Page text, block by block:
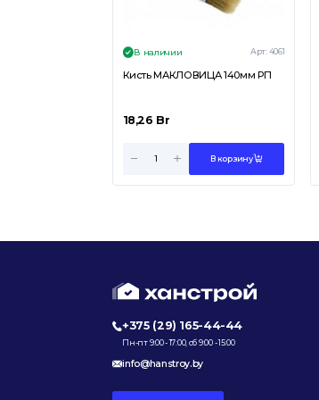
В наличии Арт:4061
Кисть МАКЛОВИЦА 140мм РП
18,26 Br
В корзину
+375 (29) 165-44-44
Пн-пт 9:00 - 17:00, сб 9:00 - 15:00
info@hanstroy.by